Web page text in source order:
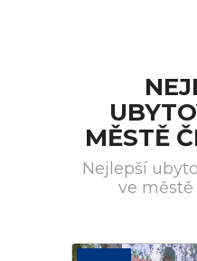
MĚSTĚ
Nejlepší
ve městě